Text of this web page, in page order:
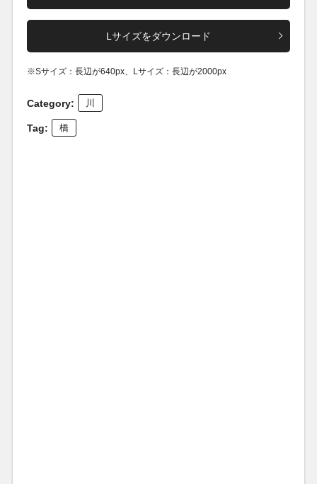
Lサイズをダウンロード
※Sサイズ：長辺が640px、Lサイズ：長辺が2000px
Category: 川
Tag: 橋